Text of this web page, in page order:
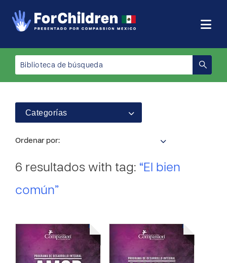
Categorías
Ordenar por:
6 resultados with tag: “El bien
común”